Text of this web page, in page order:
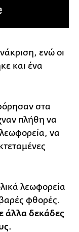
ενώ οι
και ένα
στα
πλήθη να
να
λεωφορεία
φθορές.
άλλα δεκάδες